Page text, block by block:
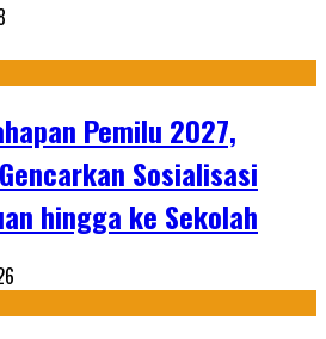
Pemilu 2027,
Sosialisasi
hingga ke Sekolah